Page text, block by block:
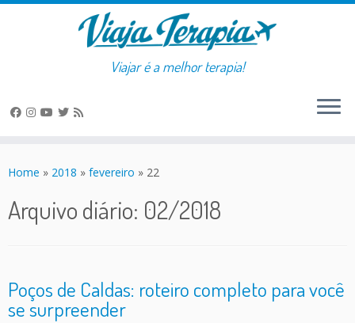
to
Viajar é a melhor terapia!
Home » 2018 » fevereiro » 22
Arquivo diário: 02/2018
Poços de Caldas: roteiro completo para você
se surpreender